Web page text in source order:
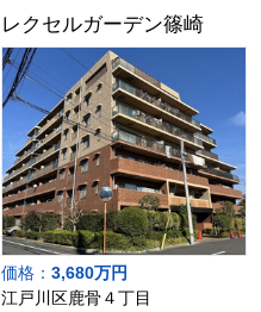
レクセルガーデン篠崎
価格： 3,680万円
江戸川区鹿骨４丁目